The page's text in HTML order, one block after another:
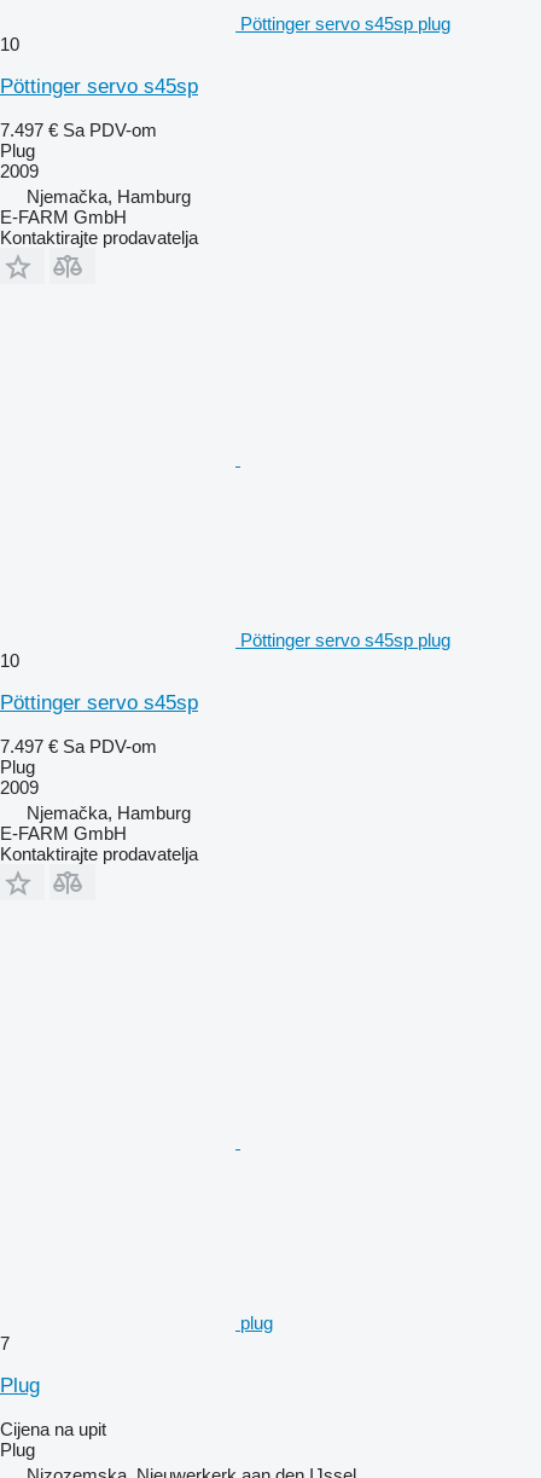
Pöttinger servo s45sp plug
10
Pöttinger servo s45sp
7.497 € Sa PDV-om
Plug
2009
Njemačka, Hamburg
E-FARM GmbH
Kontaktirajte prodavatelja
Pöttinger servo s45sp plug
10
Pöttinger servo s45sp
7.497 € Sa PDV-om
Plug
2009
Njemačka, Hamburg
E-FARM GmbH
Kontaktirajte prodavatelja
plug
7
Plug
Cijena na upit
Plug